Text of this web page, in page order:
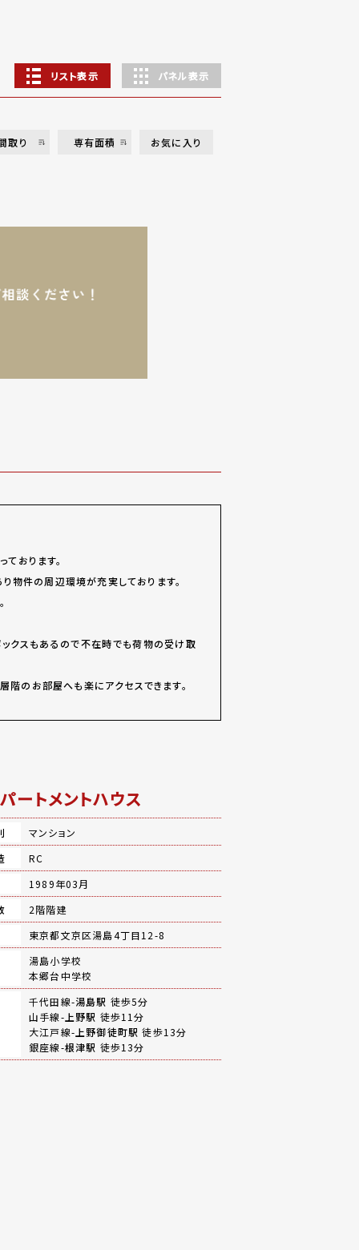
リスト表示 パネル表示
取り 専有面積 お気に入り
おります。
り物件の周辺環境が充実しております。
クスもあるので不在時でも荷物の受け取
階のお部屋へも楽にアクセスできます。
ートメントハウス
マンション
RC
1989年03月
2階階建
東京都文京区湯島4丁目12-8
湯島小学校
本郷台中学校
千代田線-湯島駅 徒歩5分
山手線- 上野駅 徒歩11分
大江戸線- 上野御徒町駅 徒歩13分
銀座線-根津駅 徒歩13分